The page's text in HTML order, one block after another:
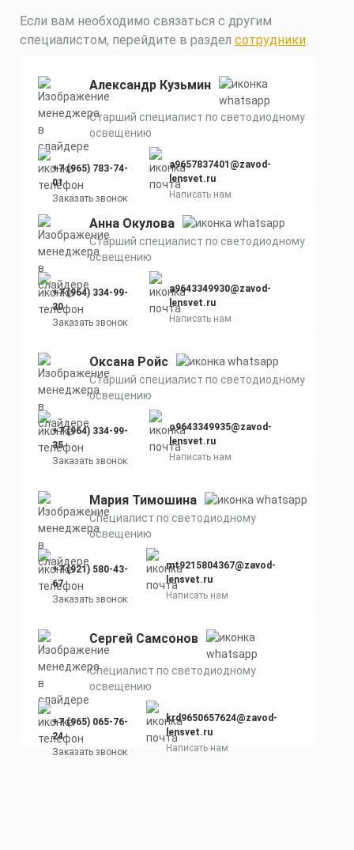
Экструдированный алюминиевый
профиль (анодированный),
вторичная оптика из акрила (ПММА)
с силиконовой прокладкой.
Заказать
Если вам необходимо связаться с другим
специалистом, перейдите в раздел сотрудники
Александр Кузьмин
Старший специалист по светодиодному
освещению
+7 (965) 783-74-
01
Заказать звонок
a9657837401@zavod-
lensvet.ru
Написать нам
Анна Окулова
Старший специалист по светодиодному
освещению
+7 (964) 334-99-
30
Заказать звонок
a9643349930@zavod-
lensvet.ru
Написать нам
Оксана Ройс
Старший специалист по светодиодному
освещению
+7 (964) 334-99-
35
Заказать звонок
o9643349935@zavod-
lensvet.ru
Написать нам
Мария Тимошина
Cпециалист по светодиодному
освещению
+7 (921) 580-43-
67
Заказать звонок
mt9215804367@zavod-
lensvet.ru
Написать нам
Сергей Самсонов
Cпециалист по светодиодному
освещению
+7 (965) 065-76-
24
Заказать звонок
krd9650657624@zavod-
lensvet.ru
Написать нам